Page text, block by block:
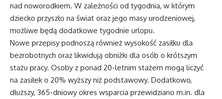
nad noworodkiem. W zależności od tygodnia, w którym
dziecko przyszło na świat oraz jego masy urodzeniowej,
możliwe będą dodatkowe tygodnie urlopu.
Nowe przepisy podnoszą również wysokość zasiłku dla
bezrobotnych oraz likwidują obniżki dla osób o krótszym
stażu pracy. Osoby z ponad 20-letnim stażem mogą liczyć
na zasiłek o 20% wyższy niż podstawowy. Dodatkowo,
dłuższy, 365-dniowy okres wsparcia przewidziano m.in. dla